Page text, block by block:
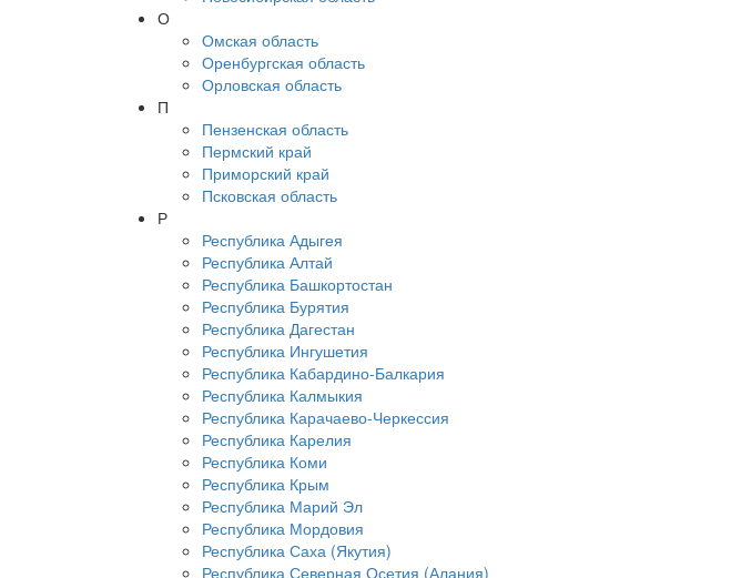
О
Омская область
Оренбургская область
Орловская область
П
Пензенская область
Пермский край
Приморский край
Псковская область
Р
Республика Адыгея
Республика Алтай
Республика Башкортостан
Республика Бурятия
Республика Дагестан
Республика Ингушетия
Республика Кабардино-Балкария
Республика Калмыкия
Республика Карачаево-Черкессия
Республика Карелия
Республика Коми
Республика Крым
Республика Марий Эл
Республика Мордовия
Республика Саха (Якутия)
Республика Северная Осетия (Алания)